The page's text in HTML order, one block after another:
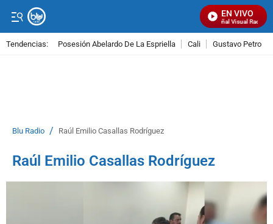
EN VIVO
Señal Visual Radio
Tendencias: Posesión Abelardo De La Espriella Cali Gustavo Petro
Blu Radio / Raúl Emilio Casallas Rodríguez
Raúl Emilio Casallas Rodríguez